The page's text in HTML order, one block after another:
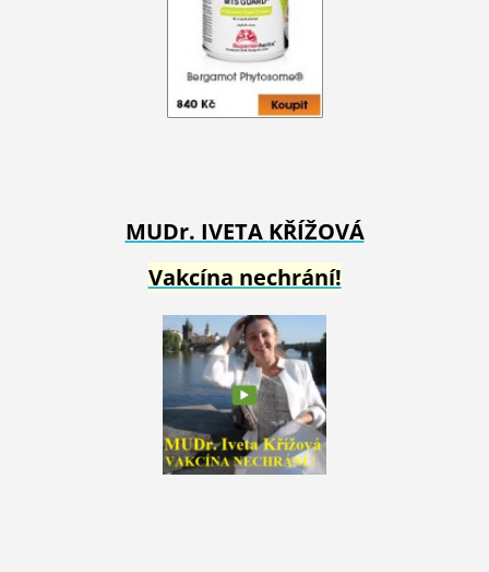
MUDr. IVETA KŘÍŽOVÁ
Vakcína nechrání!